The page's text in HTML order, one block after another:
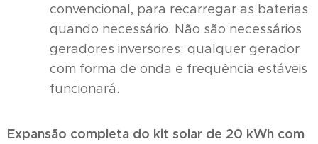
convencional, para recarregar as baterias
quando necessário. Não são necessários
geradores inversores; qualquer gerador
com forma de onda e frequência estáveis ​​
funcionará.
Expansão completa do kit solar de 20 kWh com